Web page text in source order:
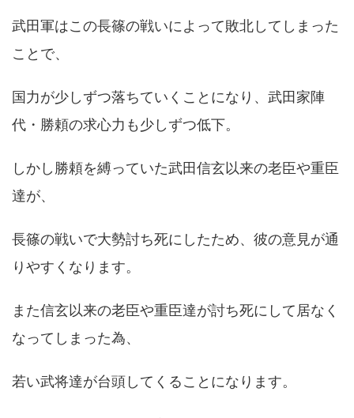
武田軍はこの長篠の戦いによって敗北してしまった
ことで、
国力が少しずつ落ちていくことになり、武田家陣
代・勝頼の求心力も少しずつ低下。
しかし勝頼を縛っていた武田信玄以来の老臣や重臣
達が、
長篠の戦いで大勢討ち死にしたため、彼の意見が通
りやすくなります。
また信玄以来の老臣や重臣達が討ち死にして居なく
なってしまった為、
若い武将達が台頭してくることになります。